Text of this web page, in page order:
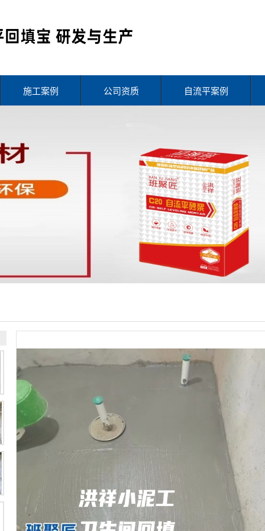
施工案例 公司资质 自流平案例